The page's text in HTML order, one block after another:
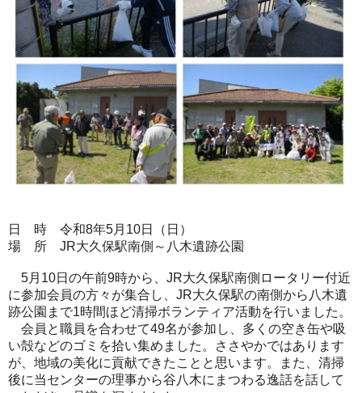
日 時 令和8年5月10日（日）
場 所 JR大久保駅南側～八木遺跡公園
5月10日の午前9時から、JR大久保駅南側ロータリー付近
に参加会員の方々が集合し、JR大久保駅の南側から八木遺
跡公園まで1時間ほど清掃ボランティア活動を行いました。
会員と職員を合わせて49名が参加し、多くの空き缶や吸
い殻などのゴミを拾い集めました。ささやかではあります
が、地域の美化に貢献できたことと思います。また、清掃
後に当センターの理事から谷八木にまつわる逸話を話して